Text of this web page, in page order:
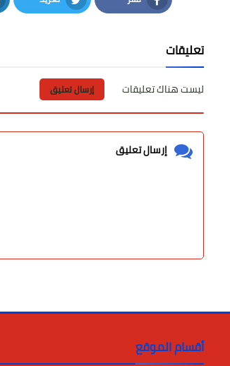
Facebook
Twitter
تعليقات
ليست هناك تعليقات إرسال تعليق
إرسال تعليق
أقسام الموقع